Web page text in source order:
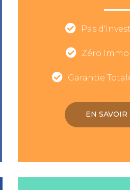
Pas
Zéro
Garantie
EN SAVOIR